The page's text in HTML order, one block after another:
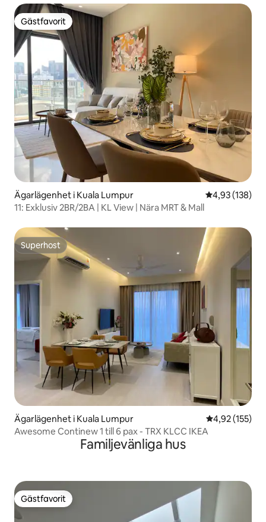
Gästfavorit
Gästfavorit
Ägarlägenhet i Kuala Lumpur 4,93 av 5 i
4,93 (138)
11: Exklusiv 2BR/2BA | KL View | Nära MRT & Mall
Superhost
Superhost
Ägarlägenhet i Kuala Lumpur 4,92 av 5 i
4,92 (155)
Awesome Continew 1 till 6 pax - TRX KLCC IKEA
Familjevänliga hus
Gästfavorit
Gästfavorit